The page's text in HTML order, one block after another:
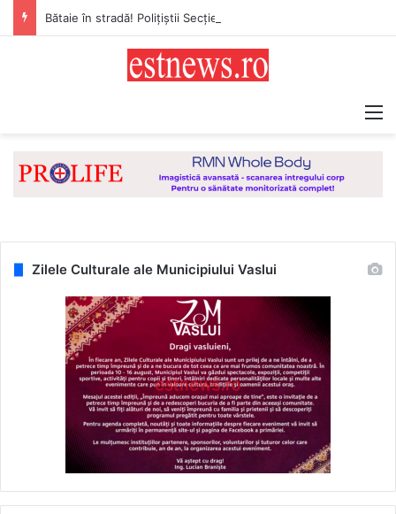
Zilele Culturale ale Municipiului Vaslui